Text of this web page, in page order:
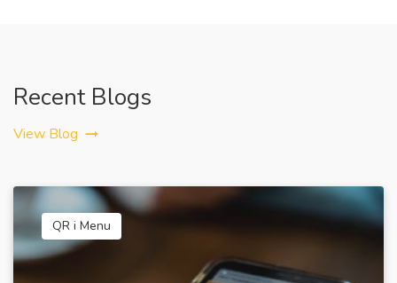
Recent Blogs
View Blog
QR i Menu